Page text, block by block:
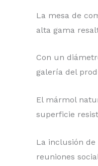
La mesa de
alta gama
Con un
galería del
El mármol
superficie
La inclusión
reuniones